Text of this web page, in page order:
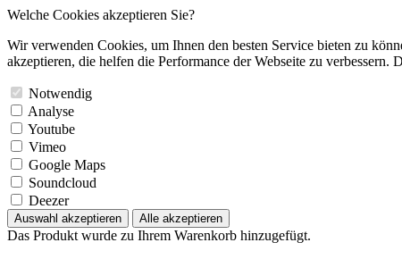
Welche Cookies akzeptieren Sie?
Wir verwenden Cookies, um Ihnen den besten Service bieten zu
akzeptieren, die helfen die Performance der Webseite zu
Notwendig
Analyse
Youtube
Vimeo
Google Maps
Soundcloud
Deezer
Auswahl akzeptieren Alle akzeptieren
Das Produkt wurde zu Ihrem Warenkorb hinzugefügt.